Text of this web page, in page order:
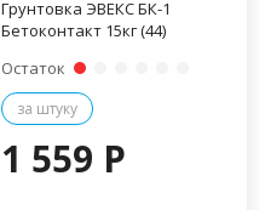
Грунтовка ЭВЕКС БК-1
Бетоконтакт 15кг (44)
Остаток
за штуку
1 559 P